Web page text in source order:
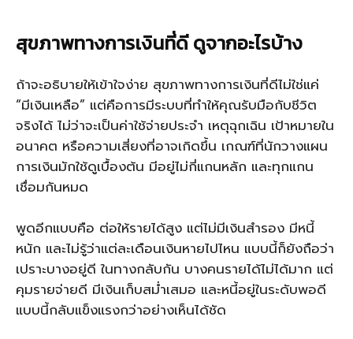
สุขภาพทางการเงินที่ดี ดูจากอะไรบ้าง
ถ้าจะอธิบายให้เข้าใจง่าย สุขภาพทางการเงินที่ดีไม่ใช่แค่
“มีเงินเหลือ” แต่คือการมีระบบที่ทำให้คุณรับมือกับชีวิต
จริงได้ ไม่ว่าจะเป็นค่าใช้จ่ายประจำ เหตุฉุกเฉิน เป้าหมายใน
อนาคต หรือความเสี่ยงที่อาจเกิดขึ้น เกณฑ์ที่นักวางแผน
การเงินมักใช้ดูเบื้องต้น มีอยู่ไม่กี่แกนหลัก และทุกแกน
เชื่อมกันหมด
พูดอีกแบบคือ ต่อให้รายได้สูง แต่ไม่มีเงินสำรอง มีหนี้
หนัก และไม่รู้ว่าแต่ละเดือนเงินหายไปไหน แบบนี้ก็ยังถือว่า
เปราะบางอยู่ดี ในทางกลับกัน บางคนรายได้ไม่ได้มาก แต่
คุมรายจ่ายดี มีเงินเก็บสม่ำเสมอ และหนี้อยู่ในระดับพอดี
แบบนี้กลับแข็งแรงกว่าอย่างเห็นได้ชัด